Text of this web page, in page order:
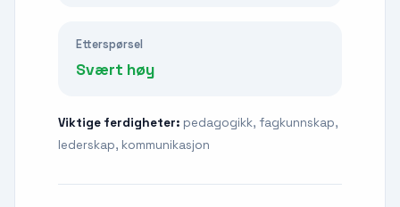
Etterspørsel
Svært høy
Viktige ferdigheter: pedagogikk, fagkunnskap,
lederskap, kommunikasjon